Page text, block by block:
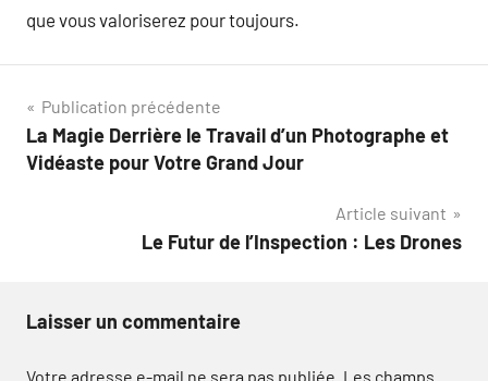
que vous valoriserez pour toujours.
Navigation
de
Publication précédente
La Magie Derrière le Travail d’un Photographe et
Vidéaste pour Votre Grand Jour
Article suivant
Le Futur de l’Inspection : Les Drones
Laisser un commentaire
Votre adresse e-mail ne sera pas publiée. Les champs